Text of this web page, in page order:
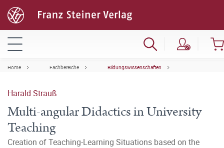
Home Fachbereiche Bildungswissenschaften
Harald Strauß
Multi-angular Didactics in University
Teaching
Creation of Teaching-Learning Situations based on the